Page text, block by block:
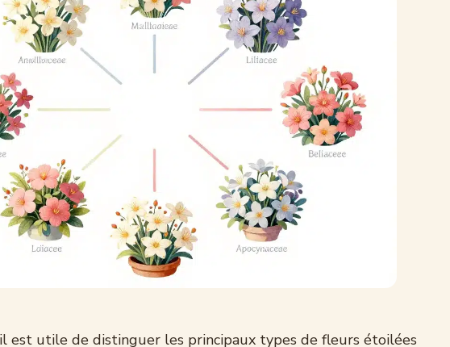
est utile de distinguer les principaux types de fleurs étoilées